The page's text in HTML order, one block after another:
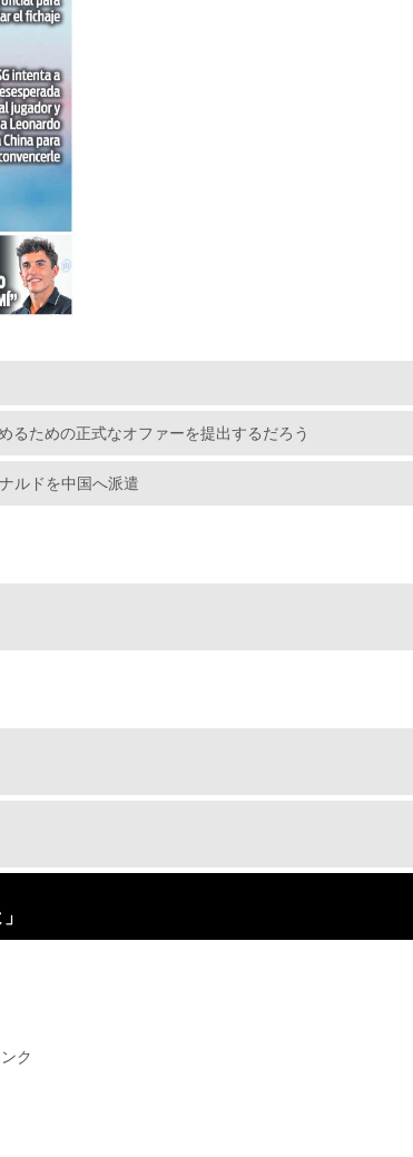
るための正式なオファーを提出するだろう
ルドを中国へ派遣
ク